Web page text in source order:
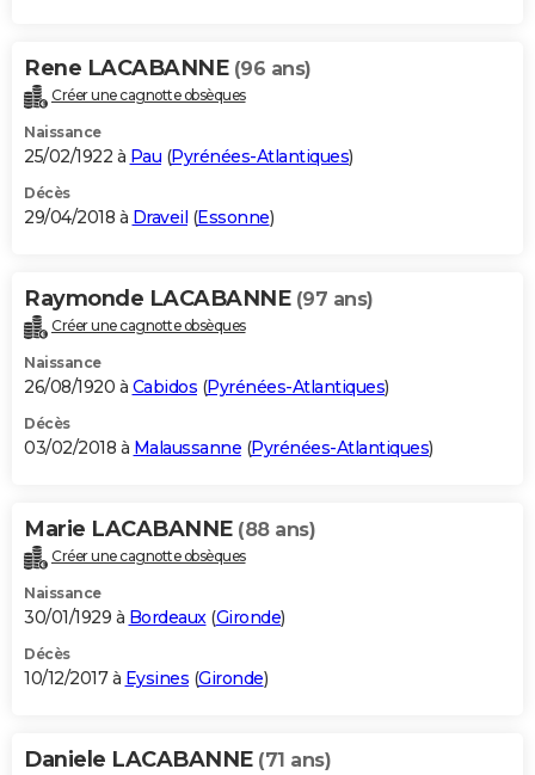
Rene LACABANNE (96 ans)
Créer une cagnotte obsèques
Naissance
25/02/1922 à Pau (Pyrénées-Atlantiques)
Décès
29/04/2018 à Draveil (Essonne)
Raymonde LACABANNE (97 ans)
Créer une cagnotte obsèques
Naissance
26/08/1920 à Cabidos (Pyrénées-Atlantiques)
Décès
03/02/2018 à Malaussanne (Pyrénées-Atlantiques)
Marie LACABANNE (88 ans)
Créer une cagnotte obsèques
Naissance
30/01/1929 à Bordeaux(Gironde)
Décès
10/12/2017 à Eysines (Gironde)
Daniele LACABANNE (71 ans)